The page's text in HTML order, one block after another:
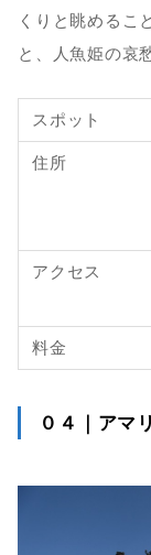
くりと眺めるこ
と、人魚姫の哀
スポット
住所
アクセス
料金
０４｜アマ